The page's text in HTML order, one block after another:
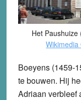
Het Paushuize
Boeyens (1459-
te bouwen. Hij
Adriaan verbleef